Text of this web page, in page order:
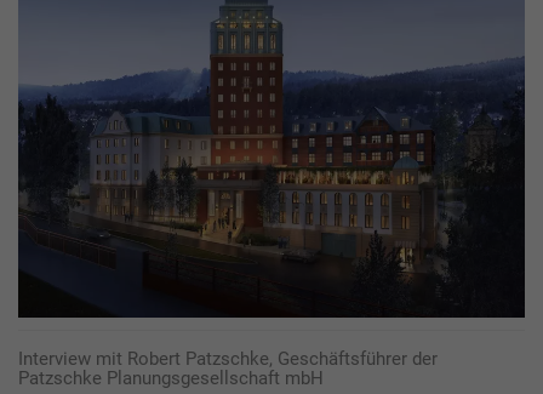
Interview mit Robert Patzschke, Geschäftsführer der
Patzschke Planungsgesellschaft mbH